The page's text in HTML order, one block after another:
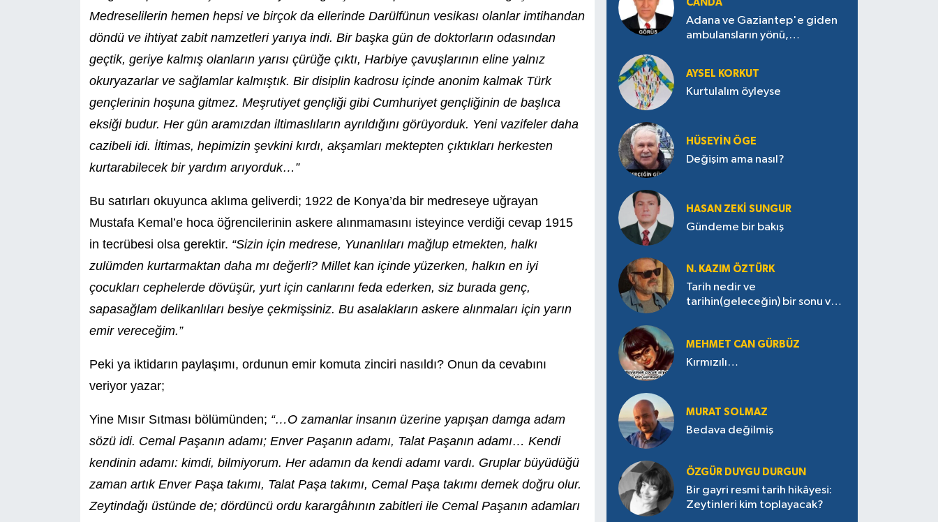
Medreselilerin hemen hepsi ve birçok da ellerinde Darülfünun vesikası olanlar imtihandan
döndü ve ihtiyat zabit namzetleri yarıya indi. Bir başka gün de doktorların odasından
geçtik, geriye kalmış olanların yarısı çürüğe çıktı, Harbiye çavuşlarının eline yalnız
okuryazarlar ve sağlamlar kalmıştık. Bir disiplin kadrosu içinde anonim kalmak Türk
gençlerinin hoşuna gitmez. Meşrutiyet gençliği gibi Cumhuriyet gençliğinin de başlıca
eksiği budur. Her gün aramızdan iltimaslıların ayrıldığını görüyorduk. Yeni vazifeler daha
cazibeli idi. İltimas, hepimizin şevkini kırdı, akşamları mektepten çıktıkları herkesten
kurtarabilecek bir yardım arıyorduk…”
Bu satırları okuyunca aklıma geliverdi; 1922 de Konya’da bir medreseye uğrayan
Mustafa Kemal’e hoca öğrencilerinin askere alınmamasını isteyince verdiği cevap 1915
in tecrübesi olsa gerektir. “Sizin için medrese, Yunanlıları mağlup etmekten, halkı
zulümden kurtarmaktan daha mı değerli? Millet kan içinde yüzerken, halkın en iyi
çocukları cephelerde dövüşür, yurt için canlarını feda ederken, siz burada genç,
sapasağlam delikanlıları besiye çekmişsiniz. Bu asalakların askere alınmaları için yarın
emir vereceğim.”
Peki ya iktidarın paylaşımı, ordunun emir komuta zinciri nasıldı? Onun da cevabını
veriyor yazar;
Yine Mısır Sıtması bölümünden; “…O zamanlar insanın üzerine yapışan damga adam
sözü idi. Cemal Paşanın adamı; Enver Paşanın adamı, Talat Paşanın adamı… Kendi
kendinin adamı: kimdi, bilmiyorum. Her adamın da kendi adamı vardı. Gruplar büyüdüğü
zaman artık Enver Paşa takımı, Talat Paşa takımı, Cemal Paşa takımı demek doğru olur.
Zeytindağı üstünde de; dördüncü ordu karargâhının zabitleri ile Cemal Paşanın adamları
CANDA
Adana ve Gaziantep'e giden
ambulansların yönü,
AYSEL KORKUT
Kurtulalım öyleyse
HÜSEYIN ÖGE
Değişim ama nasıl?
HASAN ZEKI SUNGUR
Gündeme bir bakış
N. KAZIM ÖZTÜRK
Tarih nedir ve
tarihin(geleceğin) bir sonu var
MEHMET CAN GÜRBÜZ
Kırmızılı…
MURAT SOLMAZ
Bedava değilmiş
ÖZGÜR DUYGU DURGUN
Bir gayri resmi tarih hikâyesi:
Zeytinleri kim toplayacak?